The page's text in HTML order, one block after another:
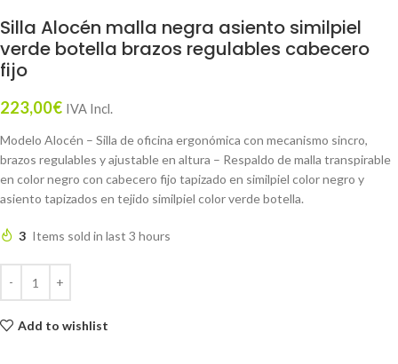
Silla Alocén malla negra asiento similpiel
verde botella brazos regulables cabecero
fijo
223,00€ IVA Incl.
Modelo Alocén – Silla de oficina ergonómica con mecanismo sincro,
brazos regulables y ajustable en altura – Respaldo de malla transpirable
en color negro con cabecero fijo tapizado en similpiel color negro y
asiento tapizados en tejido similpiel color verde botella.
3 Items sold in last 3 hours
Add to wishlist